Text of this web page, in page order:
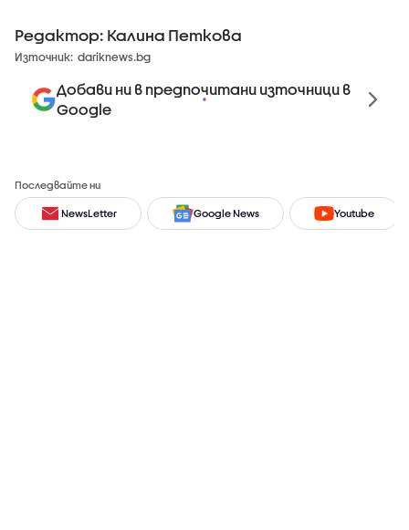
Редактор: Калина Петкова
Източник: dariknews.bg
Добави ни в предпочитани източници в
Google
Последвайте ни
NewsLetter Google News Youtube